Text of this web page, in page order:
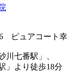
ピュアコート幸
川七番駅」、
」より徒歩18分